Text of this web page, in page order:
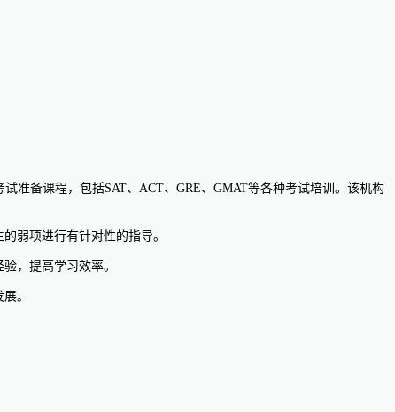
准备课程，包括SAT、ACT、GRE、GMAT等各种考试培训。该机构
弱项进行有针对性的指导。
，提高学习效率。
。